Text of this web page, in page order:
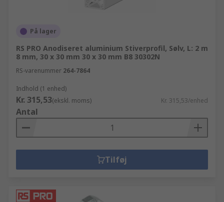
På lager
RS PRO Anodiseret aluminium Stiverprofil, Sølv, L: 2 m
8 mm, 30 x 30 mm 30 x 30 mm B8 30302N
RS-varenummer 264-7864
Indhold (1 enhed)
Kr. 315,53(ekskl. moms) Kr. 315,53/enhed
Antal
Tilføj